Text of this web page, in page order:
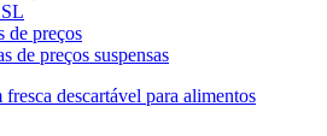
de preços
de preços suspensas